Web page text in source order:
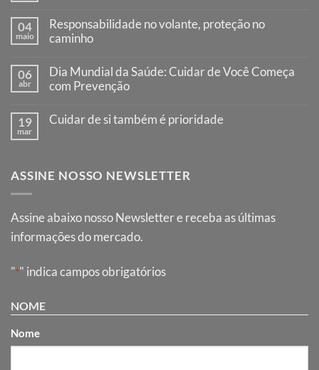
Julho
Vermelho:
um
que
salva
vidas
04
maio
Responsabilidade no volante, proteção no
caminho
em
Responsabilidade
no
proteção
no
06
abr
Dia Mundial da Saúde: Cuidar de Você Começa
com Prevenção
em
Cuidar
de
com
Prevenção
19
mar
Cuidar de si também é prioridade
de
prioridade
ASSINE NOSSO NEWSLETTER
Assine abaixo nosso Newsletter e receba as últimas
informações do mercado.
"*" indica campos obrigatórios
NOME
Nome